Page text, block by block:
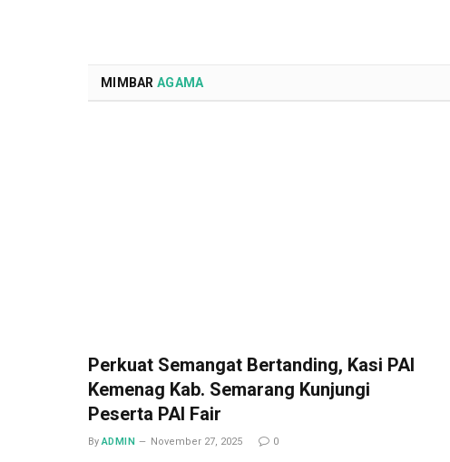
MIMBAR AGAMA
Perkuat Semangat Bertanding, Kasi PAI
Kemenag Kab. Semarang Kunjungi
Peserta PAI Fair
By ADMIN November 27, 2025 0